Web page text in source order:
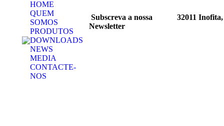
HOME
QUEM
SOMOS
PRODUTOS
DOWNLOADS
NEWS
MEDIA
CONTACTE-
NOS
Solicitar uma
Cotação
Subscrevaa nossa
Newsletter
32011